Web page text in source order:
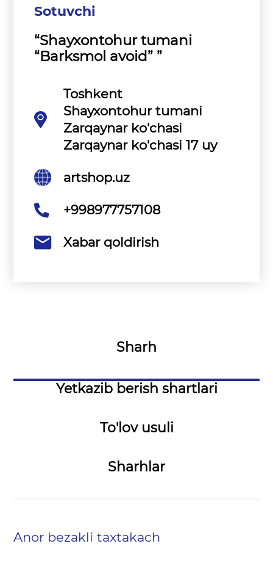
Sotuvchi
“Shayxontohur tumani
“Barksmol avoid” ”
Toshkent
Shayxontohur tumani
Zarqaynar ko'chasi
Zarqaynar ko'chasi 17 uy
artshop.uz
+998977757108
Xabar qoldirish
Sharh
Yetkazib berish shartlari
To'lov usuli
Sharhlar
Anor bezakli taxtakach